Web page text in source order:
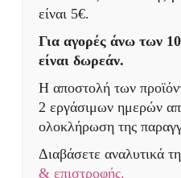
είναι 5€.
Για αγορές άνω των
είναι δωρεάν.
Η αποστολή των
2 εργάσιμων ημερών
ολοκλήρωση της
Διαβάσετε αναλυτικά
& επιστροφής.